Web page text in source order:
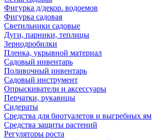
Фигурка д/декор. водоемов
Фигурка садовая
Светильники садовые
Дуги, парники, теплицы
Зернодробилки
Пленка, укрывной материал
Садовый инвентарь
Поливочный инвентарь
Садовый инструмент
Опрыскиватели и аксессуары
Перчатки, рукавицы
Сидераты
Средства для биотуалетов и выгребных ям
Средства защиты растений
Регуляторы роста